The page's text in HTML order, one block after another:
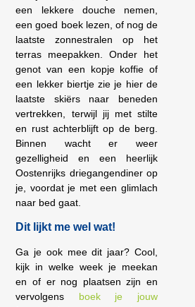
een lekkere douche nemen,
een goed boek lezen, of nog de
laatste zonnestralen op het
terras meepakken. Onder het
genot van een kopje koffie of
een lekker biertje zie je hier de
laatste skiërs naar beneden
vertrekken, terwijl jij met stilte
en rust achterblijft op de berg.
Binnen wacht er weer
gezelligheid en een heerlijk
Oostenrijks driegangendiner op
je, voordat je met een glimlach
naar bed gaat.
Dit lijkt me wel wat!
Ga je ook mee dit jaar? Cool,
kijk in welke week je meekan
en of er nog plaatsen zijn en
vervolgens boek je jouw